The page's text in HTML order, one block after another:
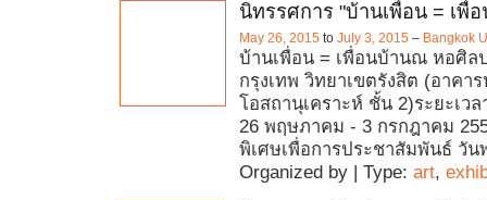
นิทรรศการ "บ้านเพื่อน = เพื่
May 26, 2015 to July 3, 2015 – Bangkok
บ้านเพื่อน = เพื่อนบ้านณ หอศิล
กรุงเทพ วิทยาเขตรังสิต (อาคา
โอสถานุเคราะห์ ชั้น 2)ระยะเว
26 พฤษภาคม - 3 กรกฎาคม
พิเศษเพื่อการประชาสัมพันธ์ วั
Organized by | Type: art,